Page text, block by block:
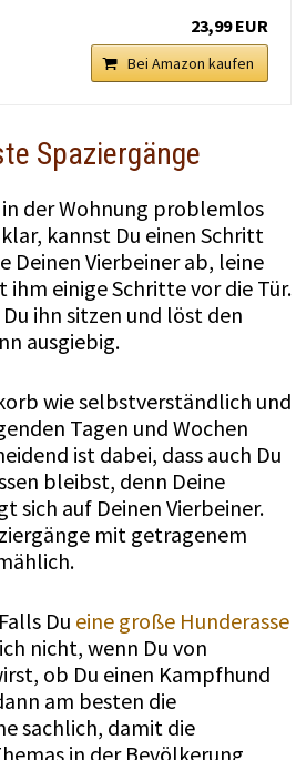
23,99 EUR
Bei Amazon kaufen
Spaziergänge
der Wohnung problemlos
kannst Du einen Schritt
Deinen Vierbeiner ab, leine
ihm einige Schritte vor die Tür.
ihn sitzen und löst den
ausgiebig.
wie selbstverständlich und
Tagen und Wochen
ist dabei, dass auch Du
bleibst, denn Deine
sich auf Deinen Vierbeiner.
mit getragenem
Du eine große Hunderasse
nicht, wenn Du von
ob Du einen Kampfhund
am besten die
sachlich, damit die
in der Bevölkerung